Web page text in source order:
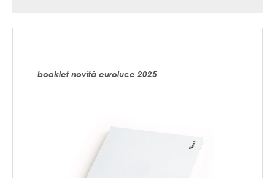
booklet novità euroluce 2025